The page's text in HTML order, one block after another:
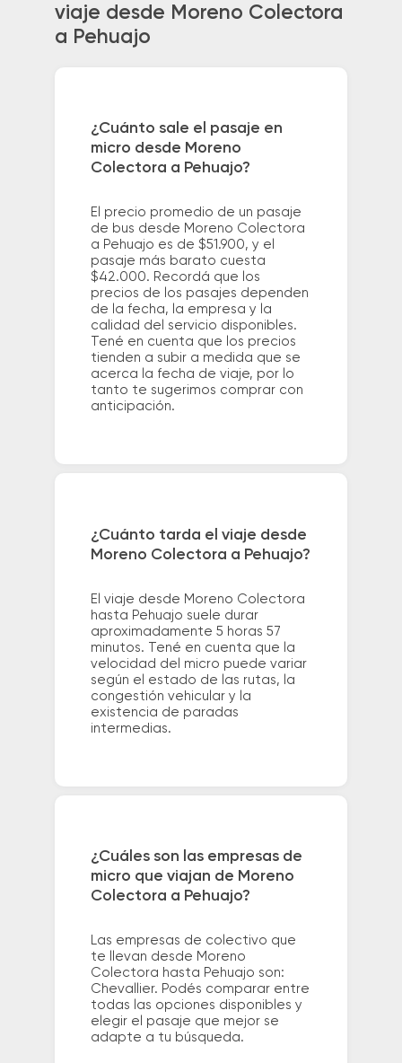
viaje desde Moreno Colectora
a Pehuajo
¿Cuánto sale el pasaje en
micro desde Moreno
Colectora a Pehuajo?
El precio promedio de un pasaje
de bus desde Moreno Colectora
a Pehuajo es de $51.900, y el
pasaje más barato cuesta
$42.000. Recordá que los
precios de los pasajes dependen
de la fecha, la empresa y la
calidad del servicio disponibles.
Tené en cuenta que los precios
tienden a subir a medida que se
acerca la fecha de viaje, por lo
tanto te sugerimos comprar con
anticipación.
¿Cuánto tarda el viaje desde
Moreno Colectora a Pehuajo?
El viaje desde Moreno Colectora
hasta Pehuajo suele durar
aproximadamente 5 horas 57
minutos. Tené en cuenta que la
velocidad del micro puede variar
según el estado de las rutas, la
congestión vehicular y la
existencia de paradas
intermedias.
¿Cuáles son las empresas de
micro que viajan de Moreno
Colectora a Pehuajo?
Las empresas de colectivo que
te llevan desde Moreno
Colectora hasta Pehuajo son:
Chevallier. Podés comparar entre
todas las opciones disponibles y
elegir el pasaje que mejor se
adapte a tu búsqueda.